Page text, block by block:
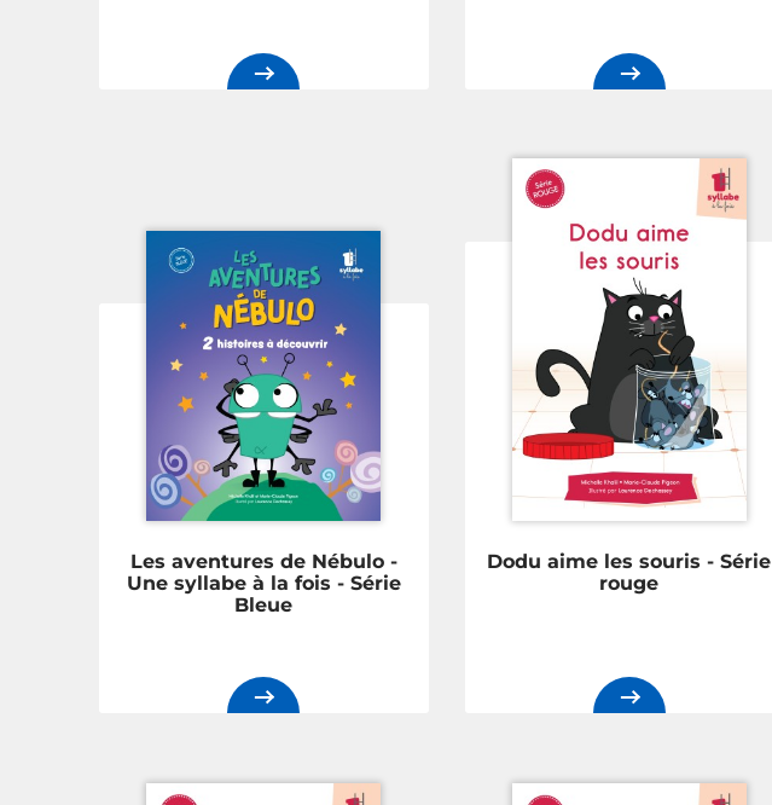
Les aventures de Nébulo -
Une syllabe à la fois - Série
Bleue
Dodu aime les souris - Série
rouge